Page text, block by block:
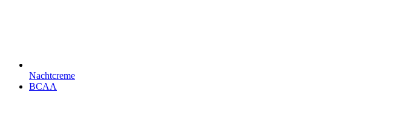
Nachtcreme
BCAA